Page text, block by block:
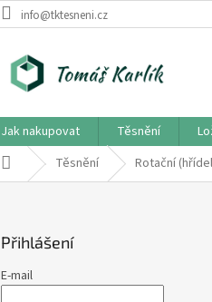
info@tktesneni.cz
Jak nakupovat Těsnění
Domů Těsnění Rotační
Přihlášení
E-mail